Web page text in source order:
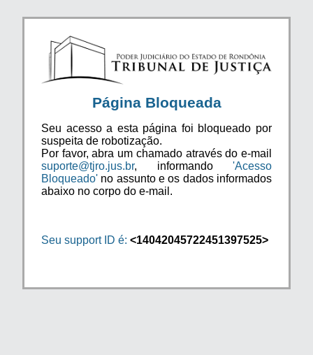
Página Bloqueada
Seu acesso a esta página foi bloqueado por
suspeita de robotização.
Por favor, abra um chamado através do e-mail
suporte@tjro.jus.br, informando 'Acesso
Bloqueado' no assunto e os dados informados
abaixo no corpo do e-mail.
Seu support ID é: <14042045722451397525>